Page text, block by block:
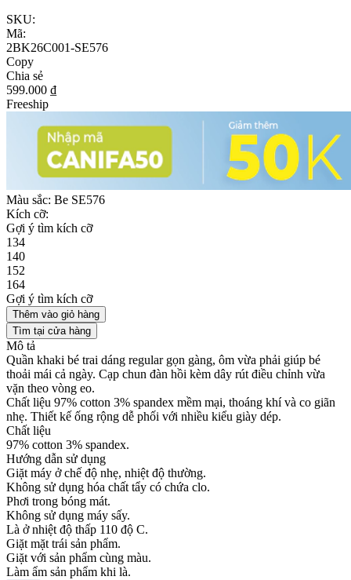
SKU:
Mã:
2BK26C001-SE576
Copy
Chia sẻ
599.000 ₫
Freeship
Màu sắc: Be SE576
Kích cỡ:
Gợi ý tìm kích cỡ
134
140
152
164
Gợi ý tìm kích cỡ
Thêm vào giỏ hàng
Tìm tại cửa hàng
Mô tả
Quần khaki bé trai dáng regular gọn gàng, ôm vừa phải giúp bé
thoải mái cả ngày. Cạp chun đàn hồi kèm dây rút điều chỉnh vừa
vặn theo vòng eo.
Chất liệu 97% cotton 3% spandex mềm mại, thoáng khí và co giãn
nhẹ. Thiết kế ống rộng dễ phối với nhiều kiểu giày dép.
Chất liệu
97% cotton 3% spandex.
Hướng dẫn sử dụng
Giặt máy ở chế độ nhẹ, nhiệt độ thường.
Không sử dụng hóa chất tẩy có chứa clo.
Phơi trong bóng mát.
Không sử dụng máy sấy.
Là ở nhiệt độ thấp 110 độ C.
Giặt mặt trái sản phẩm.
Giặt với sản phẩm cùng màu.
Làm ẩm sản phẩm khi là.